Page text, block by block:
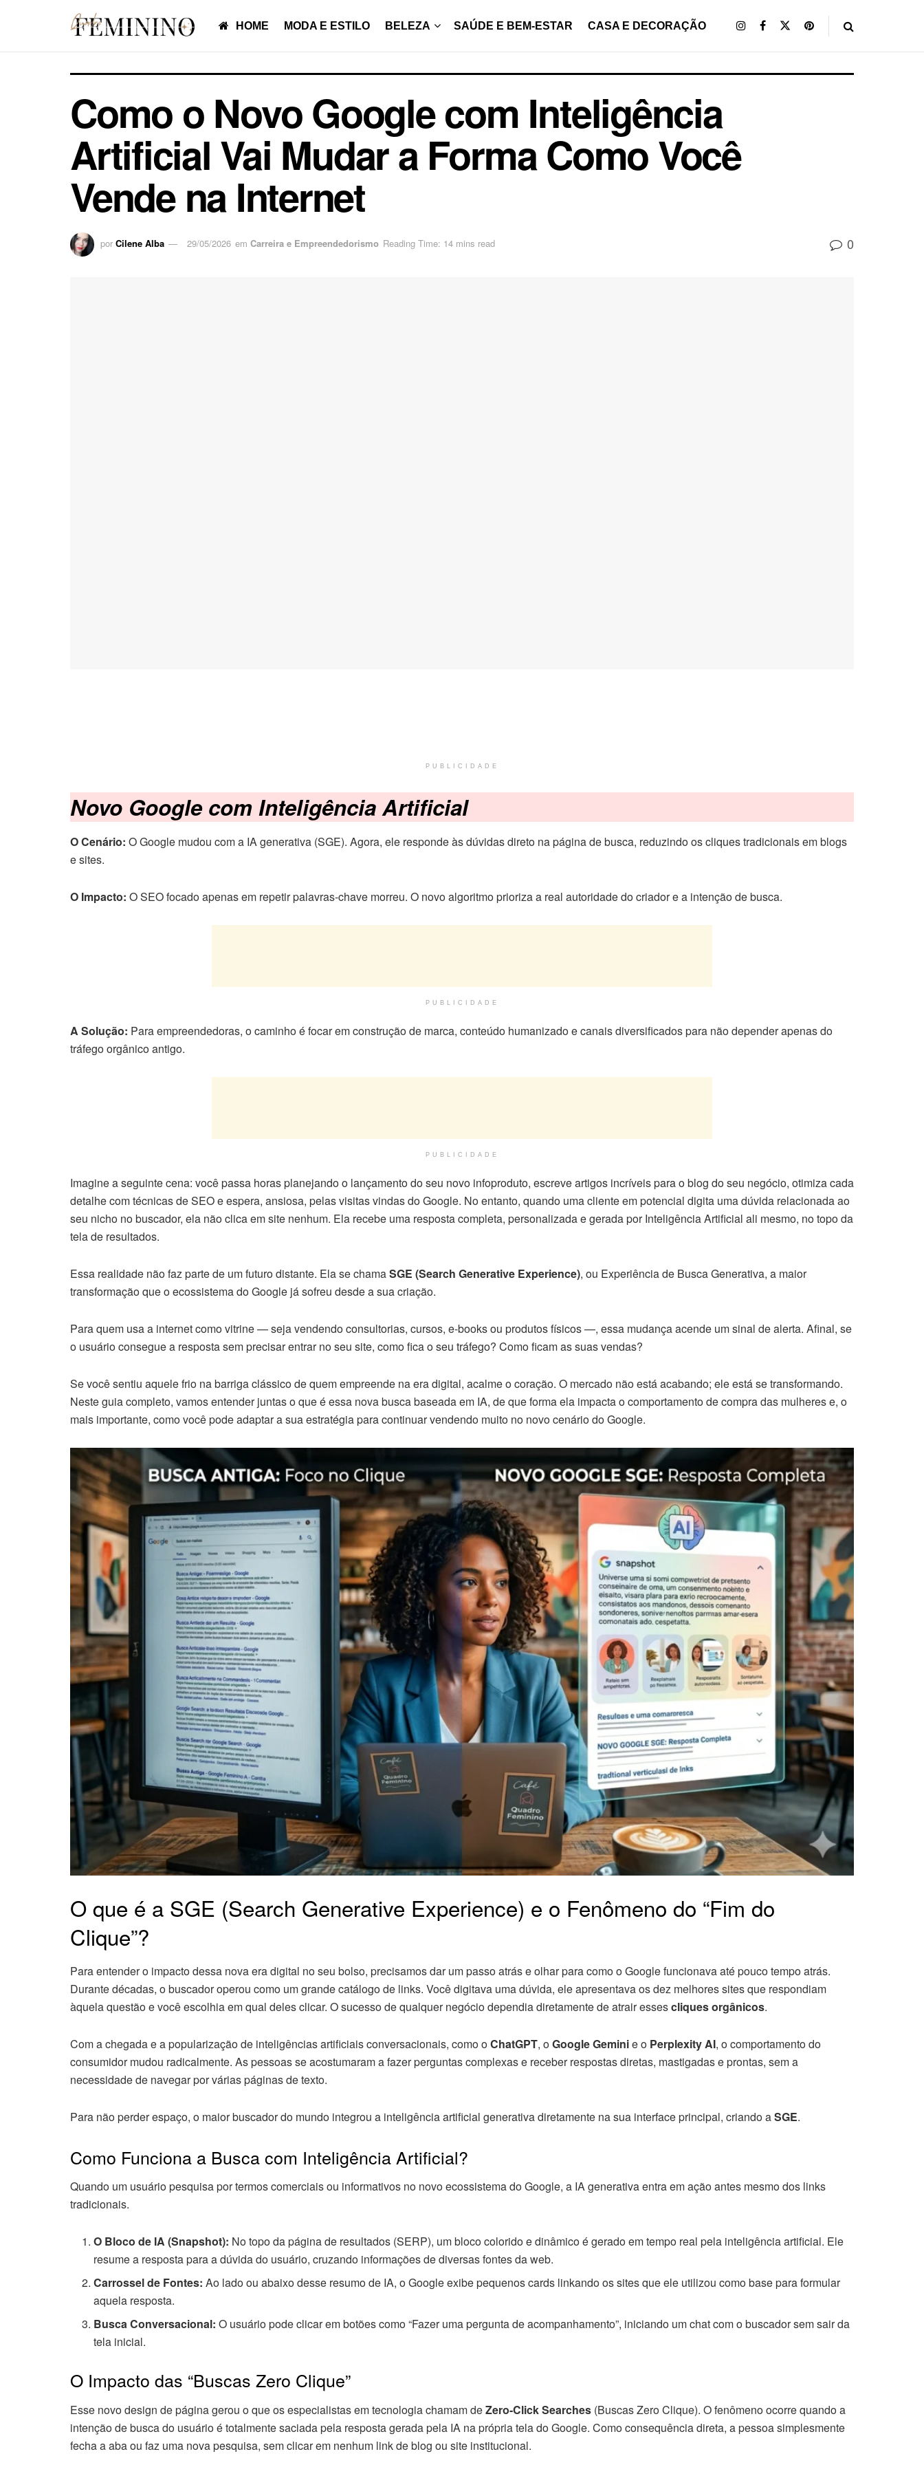
HOME MODA E ESTILO BELEZA SAÚDE E BEM-ESTAR CASA E DECORAÇÃO
Como o Novo Google com Inteligência
Artificial Vai Mudar a Forma Como Você
Vende na Internet
por Cilene Alba 29/05/2026 em Carreira e Empreendedorismo Reading Time: 14 mins read 0
PUBLICIDADE
Novo Google com Inteligência Artificial
O Cenário: O Google mudou com a IA generativa (SGE). Agora, ele responde às dúvidas direto na página de busca, reduzindo os cliques tradicionais em blogs
e sites.
O Impacto: O SEO focado apenas em repetir palavras-chave morreu. O novo algoritmo prioriza a real autoridade do criador e a intenção de busca.
PUBLICIDADE
A Solução: Para empreendedoras, o caminho é focar em construção de marca, conteúdo humanizado e canais diversificados para não depender apenas do
tráfego orgânico antigo.
PUBLICIDADE
Imagine a seguinte cena: você passa horas planejando o lançamento do seu novo infoproduto, escreve artigos incríveis para o blog do seu negócio, otimiza cada
detalhe com técnicas de SEO e espera, ansiosa, pelas visitas vindas do Google. No entanto, quando uma cliente em potencial digita uma dúvida relacionada ao
seu nicho no buscador, ela não clica em site nenhum. Ela recebe uma resposta completa, personalizada e gerada por Inteligência Artificial ali mesmo, no topo da
tela de resultados.
Essa realidade não faz parte de um futuro distante. Ela se chamaSGE (Search Generative Experience), ou Experiência de Busca Generativa, a maior
transformação que o ecossistema do Google já sofreu desde a sua criação.
Para quem usa a internet como vitrine — seja vendendo consultorias, cursos, e-books ou produtos físicos —, essa mudança acende um sinal de alerta. Afinal, se
o usuário consegue a resposta sem precisar entrar no seu site, como fica o seu tráfego? Como ficam as suas vendas?
Se você sentiu aquele frio na barriga clássico de quem empreende na era digital, acalme o coração. O mercado não está acabando; ele está se transformando.
Neste guia completo, vamos entender juntas o que é essa nova busca baseada em IA, de que forma ela impacta o comportamento de compra das mulheres e, o
mais importante, como você pode adaptar a sua estratégia para continuar vendendo muito no novo cenário do Google.
O que é a SGE (Search Generative Experience) e o Fenômeno do “Fim do
Clique”?
Para entender o impacto dessa nova era digital no seu bolso, precisamos dar um passo atrás e olhar para como o Google funcionava até pouco tempo atrás.
Durante décadas, o buscador operou como um grande catálogo de links. Você digitava uma dúvida, ele apresentava os dez melhores sites que respondiam
àquela questão e você escolhia em qual deles clicar. O sucesso de qualquer negócio dependia diretamente de atrair essescliques orgânicos.
Com a chegada e a popularização de inteligências artificiais conversacionais, como oChatGPT, oGoogle Geminie o Perplexity AI, o comportamento do
consumidor mudou radicalmente. As pessoas se acostumaram a fazer perguntas complexas e receber respostas diretas, mastigadas e prontas, sem a
necessidade de navegar por várias páginas de texto.
Para não perder espaço, o maior buscador do mundo integrou a inteligência artificial generativa diretamente na sua interface principal, criando aSGE.
Como Funciona a Busca com Inteligência Artificial?
Quando um usuário pesquisa por termos comerciais ou informativos no novo ecossistema do Google, a IA generativa entra em ação antes mesmo dos links
tradicionais.
O Bloco de IA (Snapshot): No topo da página de resultados (SERP), um bloco colorido e dinâmico é gerado em tempo real pela inteligência artificial. Ele
resume a resposta para a dúvida do usuário, cruzando informações de diversas fontes da web.
Carrossel de Fontes: Ao lado ou abaixo desse resumo de IA, o Google exibe pequenos cards linkando os sites que ele utilizou como base para formular
aquela resposta.
Busca Conversacional: O usuário pode clicar em botões como “Fazer uma pergunta de acompanhamento”, iniciando um chat com o buscador sem sair da
tela inicial.
O Impacto das “Buscas Zero Clique”
Esse novo design de página gerou o que os especialistas em tecnologia chamam deZero-Click Searches (Buscas Zero Clique). O fenômeno ocorre quando a
intenção de busca do usuário é totalmente saciada pela resposta gerada pela IA na própria tela do Google. Como consequência direta, a pessoa simplesmente
fecha a aba ou faz uma nova pesquisa, sem clicar em nenhum link de blog ou site institucional.